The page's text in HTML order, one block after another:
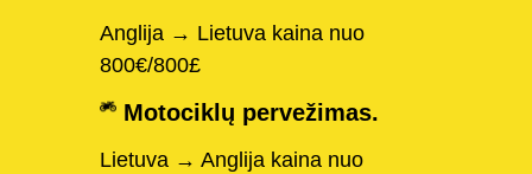
Anglija → Lietuva kaina nuo
800€/800£
Motociklų pervežimas.
Lietuva → Anglija kaina nuo